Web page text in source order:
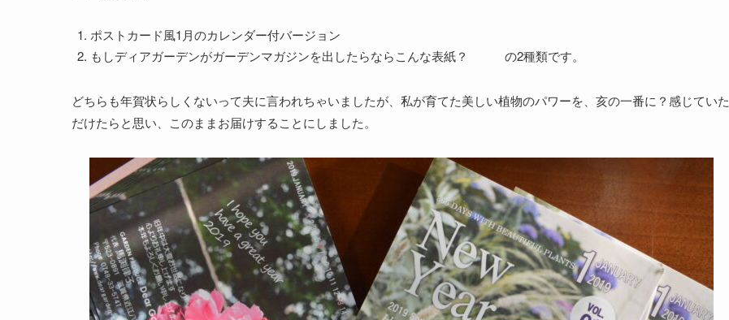
ポストカード風1月のカレンダー付バージョン
もしディアガーデンがガーデンマガジンを出したらならこんな表紙？ の2種類です。
どちらも年賀状らしくないって夫に言われちゃいましたが、私が育てた美しい植物のパワーを、亥の一番に？感じていた
だけたらと思い、このままお届けすることにしました。